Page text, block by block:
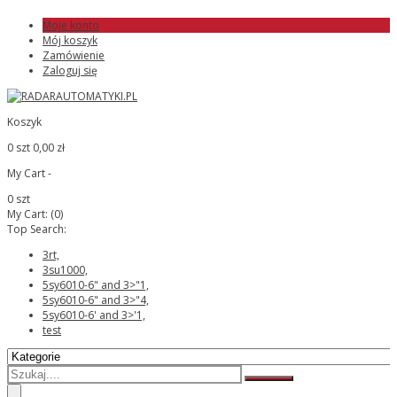
Moje konto
Mój koszyk
Zamówienie
Zaloguj się
Koszyk
0 szt 0,00 zł
My Cart -
0 szt
My Cart: (0)
Top Search:
3rt,
3su1000,
5sy6010-6" and 3>"1,
5sy6010-6" and 3>"4,
5sy6010-6' and 3>'1,
test